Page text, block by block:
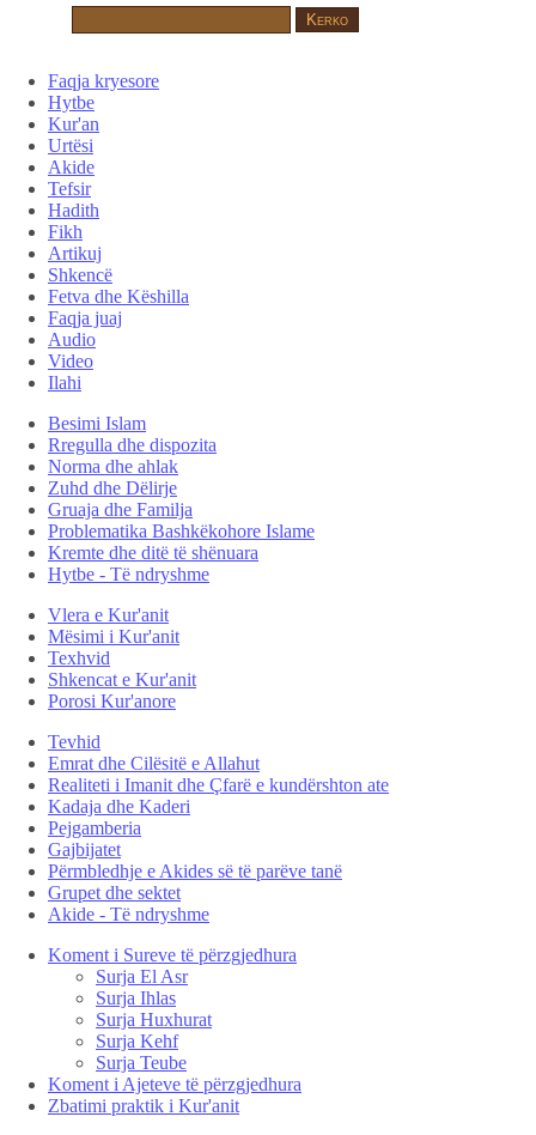
Faqja kryesore
Hytbe
Kur'an
Urtësi
Akide
Tefsir
Hadith
Fikh
Artikuj
Shkencë
Fetva dhe Këshilla
Faqja juaj
Audio
Video
Ilahi
Besimi Islam
Rregulla dhe dispozita
Norma dhe ahlak
Zuhd dhe Dëlirje
Gruaja dhe Familja
Problematika Bashkëkohore Islame
Kremte dhe ditë të shënuara
Hytbe - Të ndryshme
Vlera e Kur'anit
Mësimi i Kur'anit
Texhvid
Shkencat e Kur'anit
Porosi Kur'anore
Tevhid
Emrat dhe Cilësitë e Allahut
Realiteti i Imanit dhe Çfarë e kundërshton ate
Kadaja dhe Kaderi
Pejgamberia
Gajbijatet
Përmbledhje e Akides së të parëve tanë
Grupet dhe sektet
Akide - Të ndryshme
Koment i Sureve të përzgjedhura
Surja El Asr
Surja Ihlas
Surja Huxhurat
Surja Kehf
Surja Teube
Koment i Ajeteve të përzgjedhura
Zbatimi praktik i Kur'anit